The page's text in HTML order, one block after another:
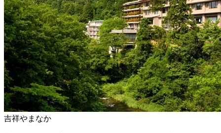
吉祥やまなか